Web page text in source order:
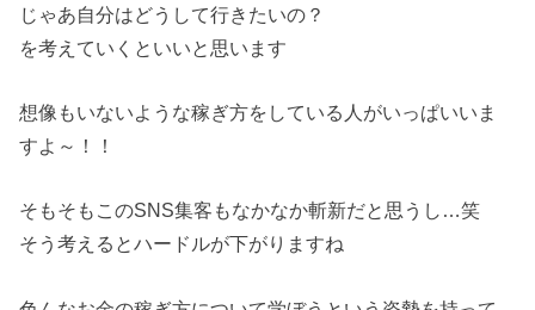
じゃあ自分はどうして行きたいの？
を考えていくといいと思います
想像もいないような稼ぎ方をしている人がいっぱいいま
すよ～！！
そもそもこのSNS集客もなかなか斬新だと思うし…笑
そう考えるとハードルが下がりますね